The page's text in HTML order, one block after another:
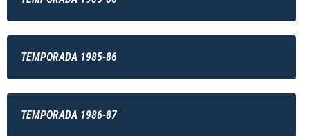
TEMPORADA 1985-86
TEMPORADA 1986-87